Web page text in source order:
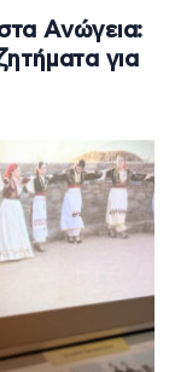
Ανώγεια:
για